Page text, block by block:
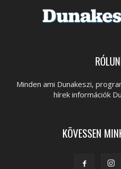
Minden ami Dunakeszi,
hírek információk
KÖVESSEN